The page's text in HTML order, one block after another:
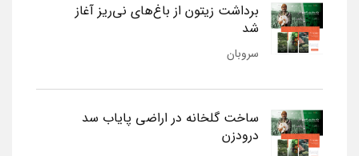
برداشت زیتون از باغ‌های نی‌ریز آغاز
شد
سروبان
ساخت گلخانه در اراضی پایاب سد
درودزن